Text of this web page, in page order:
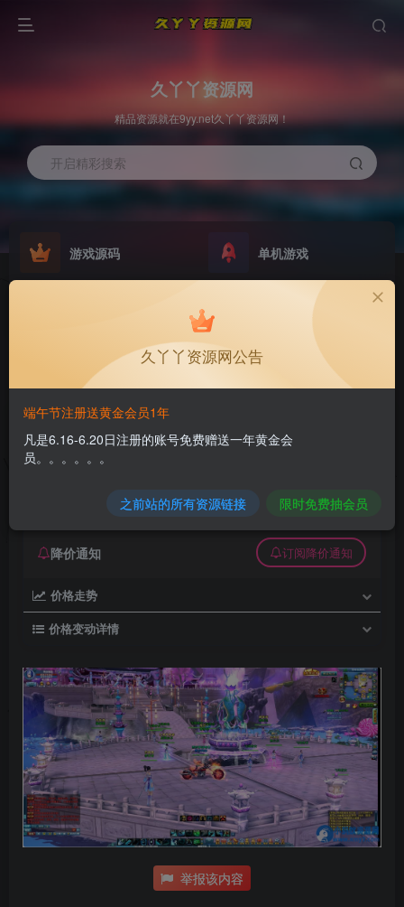
久丫丫资源网
精品资源就在9yy.net久丫丫资源网！
开启精彩搜索
游戏源码 单机游戏
欢迎大家无偿赞助！
圣道+一键手工gm后台+gm工具+视频教程其他
久丫丫
0 9 0
降价通知 订阅降价通知
价格走势
价格变动详情
举报该内容
久丫丫资源网公告
端午节注册送黄金会员1年
凡是6.16-6.20日注册的账号免费赠送一年黄金会
员。。。。。。
之前站的所有资源链接 限时免费抽会员